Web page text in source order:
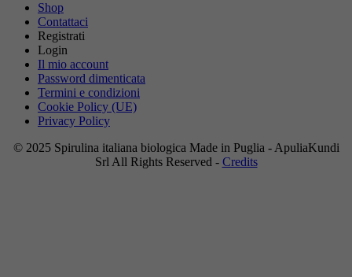
Shop
Contattaci
Registrati
Login
Il mio account
Password dimenticata
Termini e condizioni
Cookie Policy (UE)
Privacy Policy
© 2025 Spirulina italiana biologica Made in Puglia - ApuliaKundi
Srl All Rights Reserved - Credits